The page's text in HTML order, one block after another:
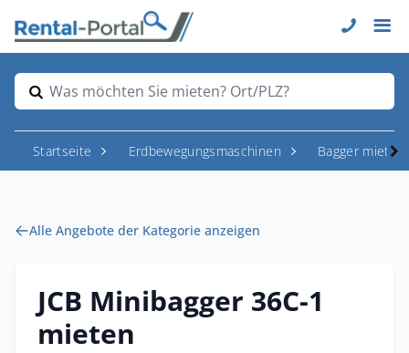
Was möchten Sie mieten? Ort/PLZ?
Startseite Erdbewegungsmaschinen Bagger mieten
Alle Angebote der Kategorie anzeigen
JCB Minibagger 36C-1
mieten